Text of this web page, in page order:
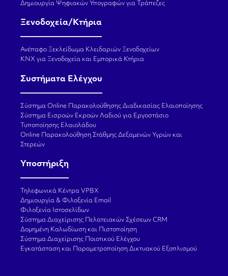
Δημιουργία Ψηφιακών Υπογραφών για Τράπεζες
Ξενοδοχεία/Κτήρια
Ανέπαφο Ξεκλείδωμα Κλειδαριών Ξενοδοχείων
KNX για Ξενοδοχεία και Εμπορικά Κτήρια
Συστήματα Ελέγχου
Σύστημα Online Παρακολούθησης Διαδικασίας Ελαιοποίησης
Σύστημα Εισροών Εκροών Λαδιού για Εργοστάσιο
Τυποποίησης Ελαιολάδου
Online Παρακολούθηση Στάθμης Δεξαμενών Υγρών και
Στερεών
Υποστήριξη
Τηλεφωνικά Κέντρα VPBX
Δημιουργία & Φιλοξενία Email
Φιλοξενία Ιστοσελίδων
Σύστημα Διαχείρισης Πελατειακών Σχέσεων CRM
Δομημένη Καλωδίωση και Πιστοποίηση
Σύστημα Διαχείρισης Ποιοτικού Ελέγχου
Εγκατάσταση και Παραμετροποίηση Δικτυακού Εξοπλισμού